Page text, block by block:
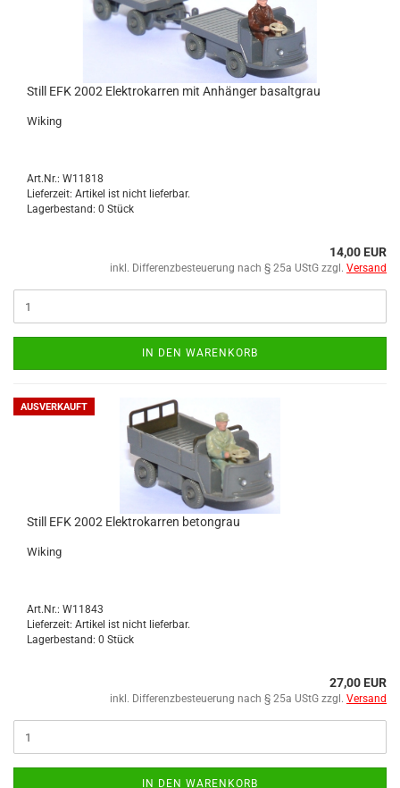
Still EFK 2002 Elek­tro­kar­ren mit An­hän­ger ba­salt­grau
Wi­king
Art.Nr.: W11818
Lieferzeit: Artikel ist nicht lieferbar.
Lagerbestand: 0 Stück
14,00 EUR
inkl. Differenzbesteuerung nach § 25a UStG zzgl. Versand
IN DEN WARENKORB
AUSVERKAUFT
Still EFK 2002 Elek­tro­kar­ren be­ton­grau
Wi­king
Art.Nr.: W11843
Lieferzeit: Artikel ist nicht lieferbar.
Lagerbestand: 0 Stück
27,00 EUR
inkl. Differenzbesteuerung nach § 25a UStG zzgl. Versand
IN DEN WARENKORB